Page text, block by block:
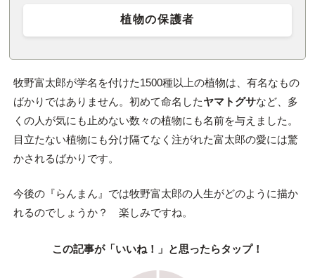
植物の保護者
牧野富太郎が学名を付けた1500種以上の植物は、有名なもの
ばかりではありません。初めて命名したヤマトグサなど、多
くの人が気にも止めない数々の植物にも名前を与えました。
目立たない植物にも分け隔てなく注がれた富太郎の愛には驚
かされるばかりです。
今後の『らんまん』では牧野富太郎の人生がどのように描か
れるのでしょうか？ 楽しみですね。
この記事が「いいね！」と思ったらタップ！